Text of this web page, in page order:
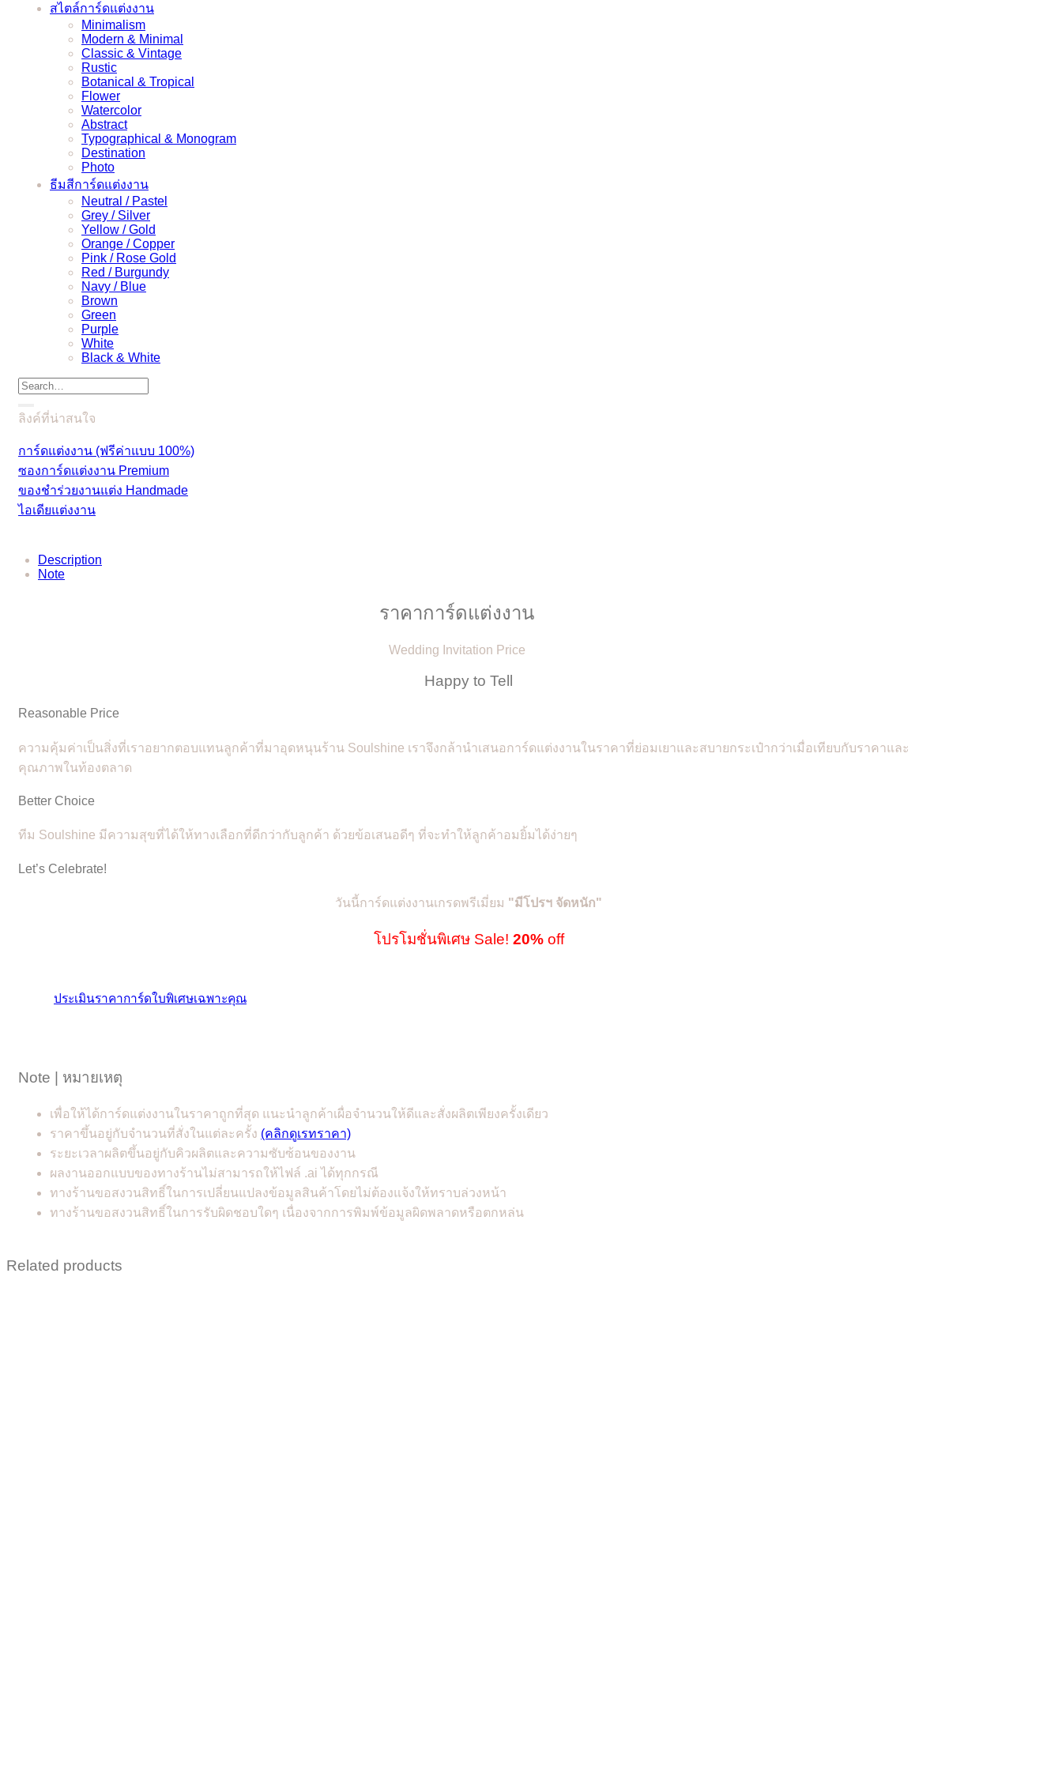
สไตล์การ์ดแต่งงาน
Minimalism
Modern & Minimal
Classic & Vintage
Rustic
Botanical & Tropical
Flower
Watercolor
Abstract
Typographical & Monogram
Destination
Photo
ธีมสีการ์ดแต่งงาน
Neutral / Pastel
Grey / Silver
Yellow / Gold
Orange / Copper
Pink / Rose Gold
Red / Burgundy
Navy / Blue
Brown
Green
Purple
White
Black & White
Search
for:
ลิงค์ที่น่าสนใจ
การ์ดแต่งงาน (ฟรีค่าแบบ 100%)
ซองการ์ดแต่งงาน Premium
ของชำร่วยงานแต่ง Handmade
ไอเดียแต่งงาน
Description
Note
ราคาการ์ดแต่งงาน
Wedding Invitation Price
Happy to Tell
Reasonable Price
ความคุ้มค่าเป็นสิ่งที่เราอยากตอบแทนลูกค้าที่มาอุดหนุนร้าน Soulshine เราจึงกล้านำเสนอการ์ดแต่งงานในราคาที่ย่อมเยาและสบายกระเป๋ากว่าเมื่อเทียบกับราคาและ
คุณภาพในท้องตลาด
Better Choice
ทีม Soulshine มีความสุขที่ได้ให้ทางเลือกที่ดีกว่ากับลูกค้า ด้วยข้อเสนอดีๆ ที่จะทำให้ลูกค้าอมยิ้มได้ง่ายๆ
Let’s Celebrate!
วันนี้การ์ดแต่งงานเกรดพรีเมี่ยม "มีโปรฯ จัดหนัก"
โปรโมชั่นพิเศษ Sale! 20% off
ประเมินราคาการ์ดใบพิเศษเฉพาะคุณ
Note | หมายเหตุ
เพื่อให้ได้การ์ดแต่งงานในราคาถูกที่สุด แนะนำลูกค้าเผื่อจำนวนให้ดีและสั่งผลิตเพียงครั้งเดียว
ราคาขึ้นอยู่กับจำนวนที่สั่งในแต่ละครั้ง (คลิกดูเรทราคา)
ระยะเวลาผลิตขึ้นอยู่กับคิวผลิตและความซับซ้อนของงาน
ผลงานออกแบบของทางร้านไม่สามารถให้ไฟล์ .ai ได้ทุกกรณี
ทางร้านขอสงวนสิทธิ์ในการเปลี่ยนแปลงข้อมูลสินค้าโดยไม่ต้องแจ้งให้ทราบล่วงหน้า
ทางร้านขอสงวนสิทธิ์ในการรับผิดชอบใดๆ เนื่องจากการพิมพ์ข้อมูลผิดพลาดหรือตกหล่น
Related products